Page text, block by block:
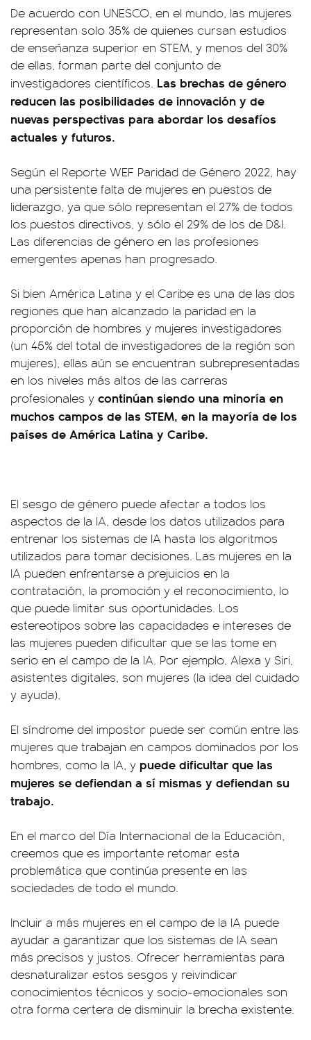
De acuerdo con UNESCO, en el mundo, las mujeres
representan solo 35% de quienes cursan estudios
de enseñanza superior en STEM, y menos del 30%
de ellas, forman parte del conjunto de
investigadores científicos. Las brechas de género
reducen las posibilidades de innovación y de
nuevas perspectivas para abordar los desafíos
actuales y futuros.
Según el Reporte WEF Paridad de Género 2022, hay
una persistente falta de mujeres en puestos de
liderazgo, ya que sólo representan el 27% de todos
los puestos directivos, y sólo el 29% de los de D&I.
Las diferencias de género en las profesiones
emergentes apenas han progresado.
Si bien América Latina y el Caribe es una de las dos
regiones que han alcanzado la paridad en la
proporción de hombres y mujeres investigadores
(un 45% del total de investigadores de la región son
mujeres), ellas aún se encuentran subrepresentadas
en los niveles más altos de las carreras
profesionales y continúan siendo una minoría en
muchos campos de las STEM, en la mayoría de los
países de América Latina y Caribe.
El sesgo de género puede afectar a todos los
aspectos de la IA, desde los datos utilizados para
entrenar los sistemas de IA hasta los algoritmos
utilizados para tomar decisiones. Las mujeres en la
IA pueden enfrentarse a prejuicios en la
contratación, la promoción y el reconocimiento, lo
que puede limitar sus oportunidades. Los
estereotipos sobre las capacidades e intereses de
las mujeres pueden dificultar que se las tome en
serio en el campo de la IA. Por ejemplo, Alexa y Siri,
asistentes digitales, son mujeres (la idea del cuidado
y ayuda).
El síndrome del impostor puede ser común entre las
mujeres que trabajan en campos dominados por los
hombres, como la IA, y puede dificultar que las
mujeres se defiendan a sí mismas y defiendan su
trabajo.
En el marco del Día Internacional de la Educación,
creemos que es importante retomar esta
problemática que continúa presente en las
sociedades de todo el mundo.
Incluir a más mujeres en el campo de la IA puede
ayudar a garantizar que los sistemas de IA sean
más precisos y justos. Ofrecer herramientas para
desnaturalizar estos sesgos y reivindicar
conocimientos técnicos y socio-emocionales son
otra forma certera de disminuir la brecha existente.